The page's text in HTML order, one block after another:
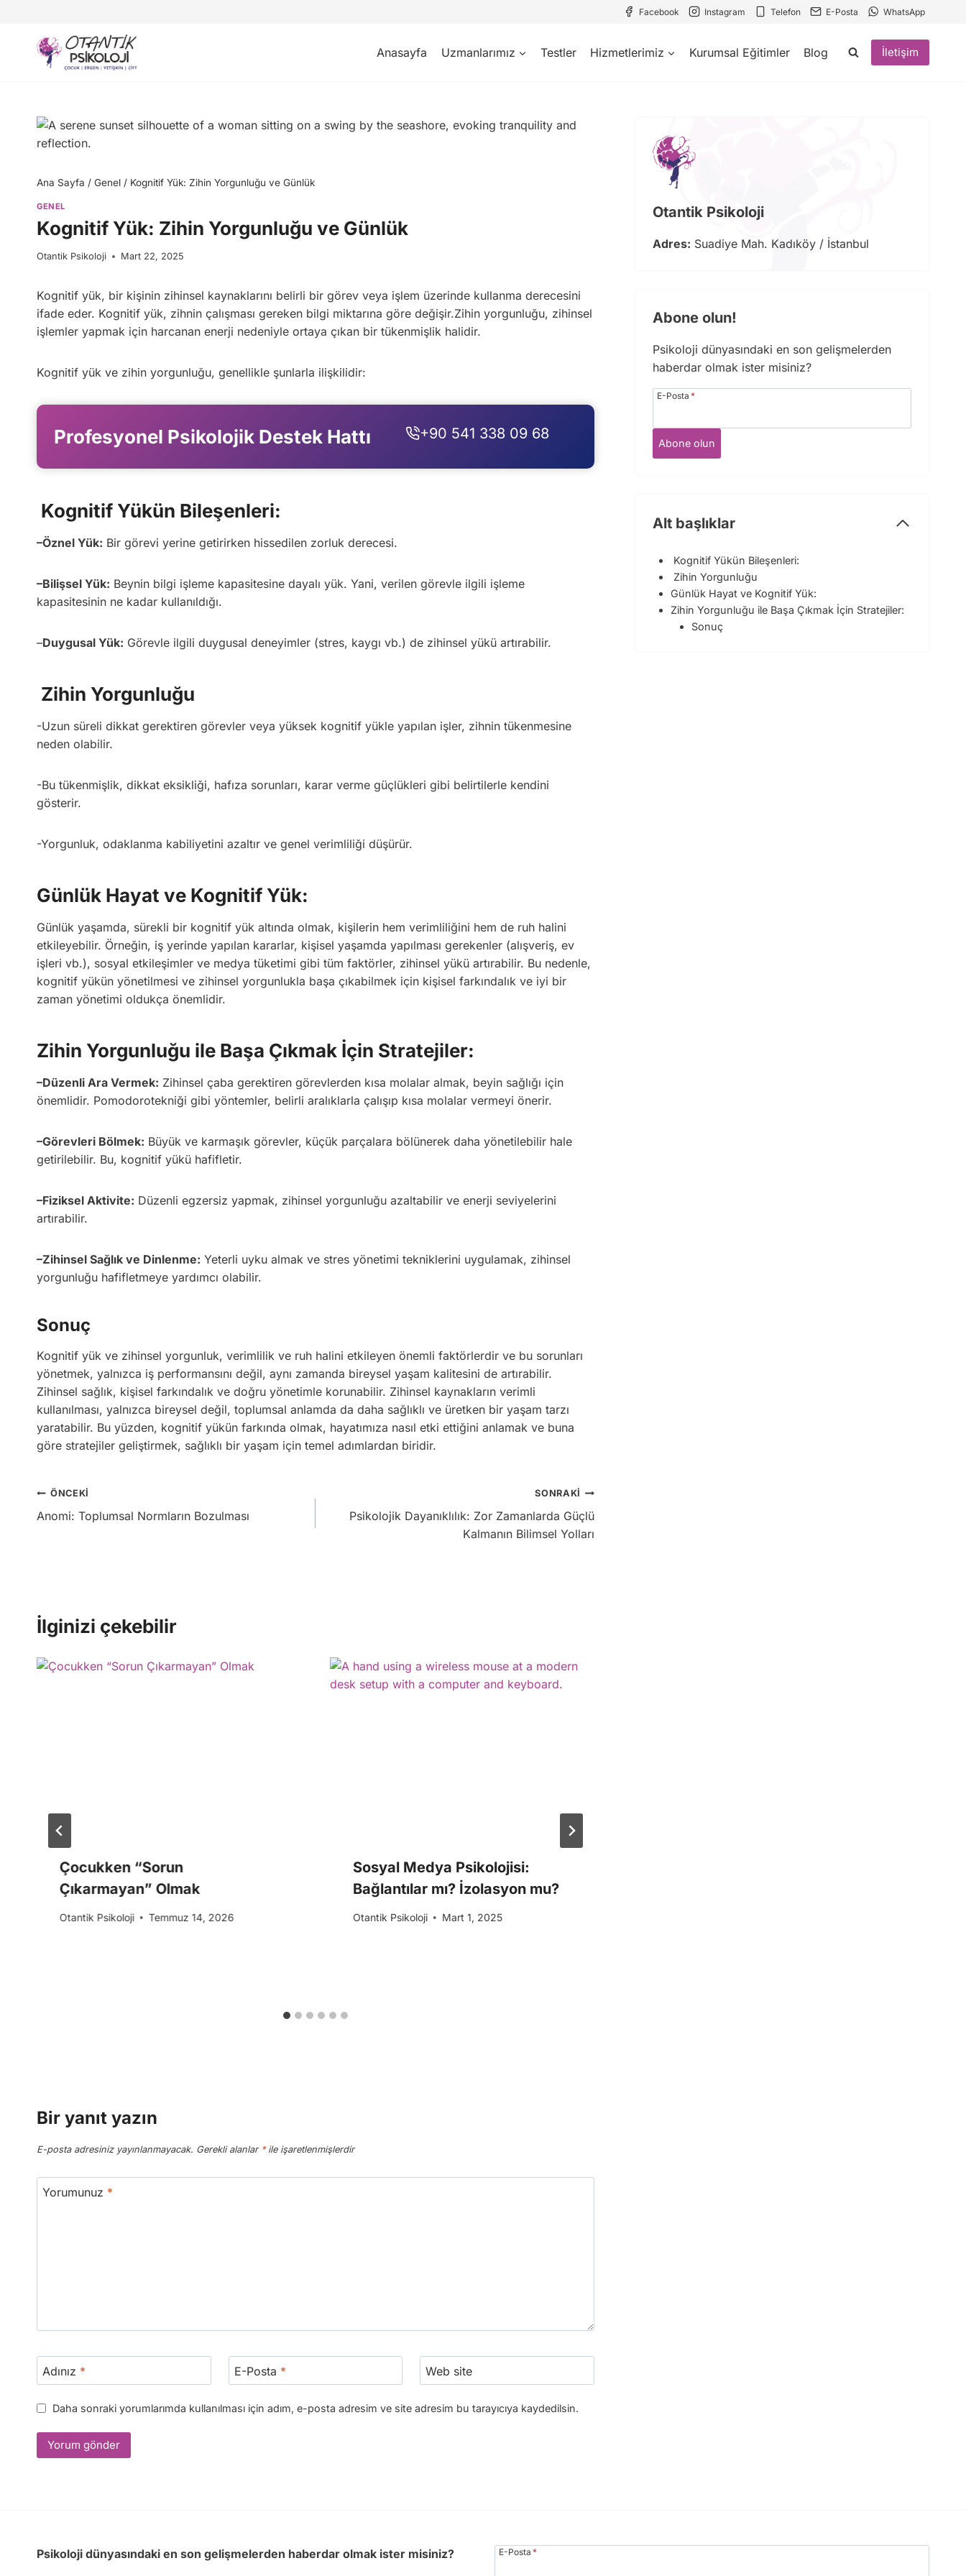
content
Facebook Instagram Telefon E-Posta WhatsApp
Anasayfa Uzmanlarımız Testler Hizmetlerimiz Kurumsal Eğitimler Blog İletişim
Ana Sayfa / Genel / Kognitif Yük: Zihin Yorgunluğu ve Günlük
GENEL
Kognitif Yük: Zihin Yorgunluğu ve Günlük
Otantik Psikoloji Mart 22, 2025
Kognitif yük, bir kişinin zihinsel kaynaklarını belirli bir görev veya işlem üzerinde kullanma derecesini
ifade eder. Kognitif yük, zihnin çalışması gereken bilgi miktarına göre değişir.Zihin yorgunluğu, zihinsel
işlemler yapmak için harcanan enerji nedeniyle ortaya çıkan bir tükenmişlik halidir.
Kognitif yük ve zihin yorgunluğu, genellikle şunlarla ilişkilidir:
Profesyonel Psikolojik Destek Hattı +90 541 338 09 68
Kognitif Yükün Bileşenleri:
–Öznel Yük: Bir görevi yerine getirirken hissedilen zorluk derecesi.
–Bilişsel Yük: Beynin bilgi işleme kapasitesine dayalı yük. Yani, verilen görevle ilgili işleme
kapasitesinin ne kadar kullanıldığı.
–Duygusal Yük: Görevle ilgili duygusal deneyimler (stres, kaygı vb.) de zihinsel yükü artırabilir.
Zihin Yorgunluğu
-Uzun süreli dikkat gerektiren görevler veya yüksek kognitif yükle yapılan işler, zihnin tükenmesine
neden olabilir.
-Bu tükenmişlik, dikkat eksikliği, hafıza sorunları, karar verme güçlükleri gibi belirtilerle kendini
gösterir.
-Yorgunluk, odaklanma kabiliyetini azaltır ve genel verimliliği düşürür.
Günlük Hayat ve Kognitif Yük:
Günlük yaşamda, sürekli bir kognitif yük altında olmak, kişilerin hem verimliliğini hem de ruh halini
etkileyebilir. Örneğin, iş yerinde yapılan kararlar, kişisel yaşamda yapılması gerekenler (alışveriş, ev
işleri vb.), sosyal etkileşimler ve medya tüketimi gibi tüm faktörler, zihinsel yükü artırabilir. Bu nedenle,
kognitif yükün yönetilmesi ve zihinsel yorgunlukla başa çıkabilmek için kişisel farkındalık ve iyi bir
zaman yönetimi oldukça önemlidir.
Zihin Yorgunluğu ile Başa Çıkmak İçin Stratejiler:
–Düzenli Ara Vermek: Zihinsel çaba gerektiren görevlerden kısa molalar almak, beyin sağlığı için
önemlidir. Pomodorotekniği gibi yöntemler, belirli aralıklarla çalışıp kısa molalar vermeyi önerir.
–Görevleri Bölmek: Büyük ve karmaşık görevler, küçük parçalara bölünerek daha yönetilebilir hale
getirilebilir. Bu, kognitif yükü hafifletir.
–Fiziksel Aktivite: Düzenli egzersiz yapmak, zihinsel yorgunluğu azaltabilir ve enerji seviyelerini
artırabilir.
–Zihinsel Sağlık ve Dinlenme: Yeterli uyku almak ve stres yönetimi tekniklerini uygulamak, zihinsel
yorgunluğu hafifletmeye yardımcı olabilir.
Sonuç
Kognitif yük ve zihinsel yorgunluk, verimlilik ve ruh halini etkileyen önemli faktörlerdir ve bu sorunları
yönetmek, yalnızca iş performansını değil, aynı zamanda bireysel yaşam kalitesini de artırabilir.
Zihinsel sağlık, kişisel farkındalık ve doğru yönetimle korunabilir. Zihinsel kaynakların verimli
kullanılması, yalnızca bireysel değil, toplumsal anlamda da daha sağlıklı ve üretken bir yaşam tarzı
yaratabilir. Bu yüzden, kognitif yükün farkında olmak, hayatımıza nasıl etki ettiğini anlamak ve buna
göre stratejiler geliştirmek, sağlıklı bir yaşam için temel adımlardan biridir.
Yazı
gezinmesi
ÖNCEKI
Anomi: Toplumsal Normların Bozulması
SONRAKI
Psikolojik Dayanıklılık: Zor Zamanlarda Güçlü
Kalmanın Bilimsel Yolları
İlginizi çekebilir
Çocukken “Sorun
Çıkarmayan” Olmak
Otantik Psikoloji Temmuz 14, 2026
Sosyal Medya Psikolojisi:
Bağlantılar mı? İzolasyon mu?
Otantik Psikoloji Mart 1, 2025
Bir yanıt yazın
E-posta adresiniz yayınlanmayacak. Gerekli alanlar *ile işaretlenmişlerdir
Yorumunuz *
Adınız * E-Posta * Web site
Daha sonraki yorumlarımda kullanılması için adım, e-posta adresim ve site adresim bu tarayıcıya kaydedilsin.
Otantik Psikoloji
Adres: Suadiye Mah. Kadıköy / İstanbul
Abone olun!
Psikoloji dünyasındaki en son gelişmelerden
haberdar olmak ister misiniz?
E-Posta *
Abone olun
Alt başlıklar
Kognitif Yükün Bileşenleri:
Zihin Yorgunluğu
Günlük Hayat ve Kognitif Yük:
Zihin Yorgunluğu ile Başa Çıkmak İçin Stratejiler:
Sonuç
Psikoloji dünyasındaki en son gelişmelerden haberdar olmak ister misiniz? E-Posta *